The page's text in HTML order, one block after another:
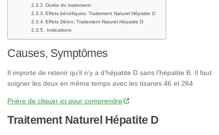
Durée du traitement:
Effets bénéfiques: Traitement Naturel Hépatite D
Effets Détox: Traitement Naturel Hépatite D
Indications
Causes, Symptômes
Il importe de retenir qu’il n’y a d’hépatite D sans l’hépatite B. Il faut
soigner les deux en même temps avec les tisanes 46 et 264
Prière de cliquer ici pour comprendre
Traitement Naturel Hépatite D